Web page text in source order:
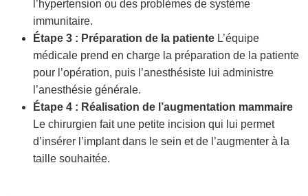
l’hypertension ou des problèmes de système
immunitaire.
Étape 3 : Préparation de la patiente L’équipe
médicale prend en charge la préparation de la patiente
pour l’opération, puis l’anesthésiste lui administre
l’anesthésie générale.
Étape 4 : Réalisation de l’augmentation mammaire
Le chirurgien fait une petite incision qui lui permet
d’insérer l’implant dans le sein et de l’augmenter à la
taille souhaitée.